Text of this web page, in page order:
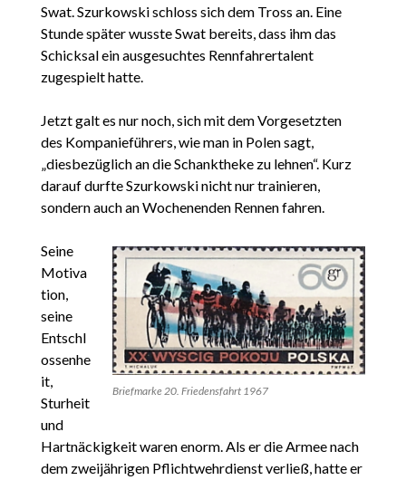
Swat. Szurkowski schloss sich dem Tross an. Eine
Stunde später wusste Swat bereits, dass ihm das
Schicksal ein ausgesuchtes Rennfahrertalent
zugespielt hatte.
Jetzt galt es nur noch, sich mit dem Vorgesetzten
des Kompanieführers, wie man in Polen sagt,
„diesbezüglich an die Schanktheke zu lehnen“. Kurz
darauf durfte Szurkowski nicht nur trainieren,
sondern auch an Wochenenden Rennen fahren.
Briefmarke 20. Friedensfahrt 1967
Seine
Motiva
tion,
seine
Entschl
ossenhe
it,
Sturheit
und
Hartnäckigkeit waren enorm. Als er die Armee nach
dem zweijährigen Pflichtwehrdienst verließ, hatte er